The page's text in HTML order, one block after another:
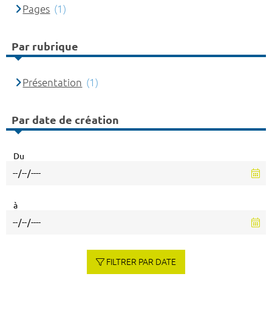
Pages (1)
Par rubrique
Présentation (1)
Par date de création
Du
à
FILTRER PAR DATE